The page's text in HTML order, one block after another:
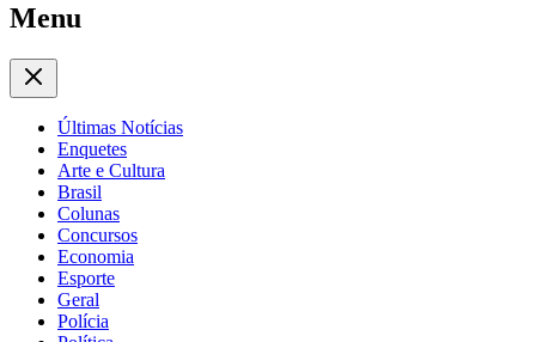
Menu
Últimas Notícias
Enquetes
Arte e Cultura
Brasil
Colunas
Concursos
Economia
Esporte
Geral
Polícia